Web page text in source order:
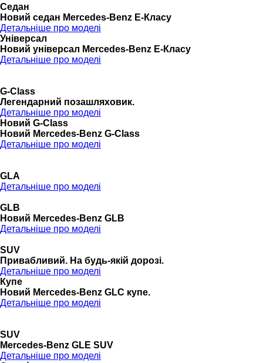
Седан
Новий седан Mercedes-Benz Е-Класу
Детальніше про моделі
Універсал
Новий універсал Mercedes-Benz E-Класу
Детальніше про моделі
G-Class
Легендарний позашляховик.
Детальніше про моделі
Новий G-Class
Новий Mercedes-Benz G-Class
Детальніше про моделі
GLA
Детальніше про моделі
GLB
Новий Mercedes-Benz GLB
Детальніше про моделі
SUV
Привабливий. На будь-якій дорозі.
Детальніше про моделі
Купе
Новий Mercedes-Benz GLС купе.
Детальніше про моделі
SUV
Mercedes-Benz GLE SUV
Детальніше про моделі